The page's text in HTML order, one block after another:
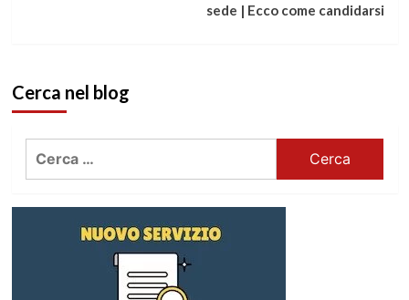
sede | Ecco come candidarsi
Cerca nel blog